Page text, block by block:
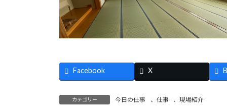
Facebook X
カテゴリー 今日の仕事 、 仕事 、現場紹介